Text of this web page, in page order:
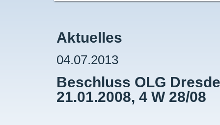
Aktuelles
04.07.2013
Beschluss OLG
21.01.2008, 4 W 28/08